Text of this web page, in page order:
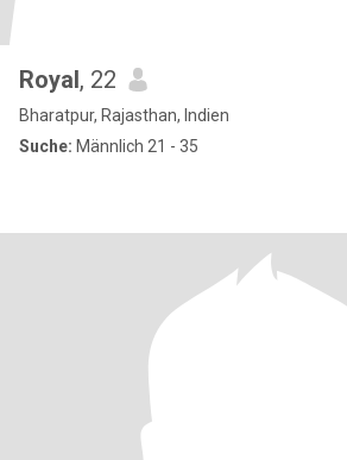
Royal, 22
Bharatpur, Rajasthan, Indien
Suche: Männlich 21 - 35